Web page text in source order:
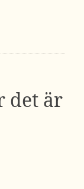
det är